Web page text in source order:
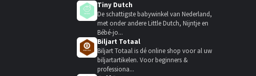
Tiny Dutch
De schattigste babywinkel van Nederland,
met onder andere Little Dutch, Nijntje en
Bébé-jo...
Biljart Totaal
Biljart Totaal is dé online shop voor al uw
biljartartikelen. Voor beginners &
professiona...